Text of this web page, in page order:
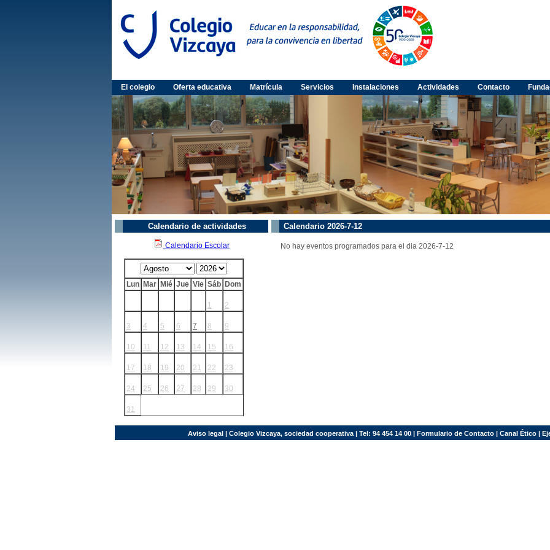
El colegio Oferta educativa Matrícula Servicios Instalaciones Actividades Contacto
Calendario 2026-7-12
No hay eventos programados para el dia 2026-7-12
Calendario de actividades
Calendario Escolar
Lun Mar Mié Jue Vie Sáb Dom
1 2
3 4 5 6 7 8 9
10 11 12 13 14 15 16
17 18 19 20 21 22 23
24 25 26 27 28 29 30
31
Aviso legal| Colegio Vizcaya, sociedad cooperativa | Tel: 94 454 14 00 | Formulario de Contacto| Canal Ético|